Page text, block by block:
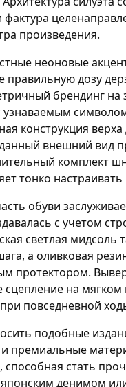
фактура
произведения.
неоновые
правильную дозу
брендинг на
узнаваемым
конструкция
внешний вид
комплект
тонко
обуви
с учетом
светлая мидсоль
а оливковая
протектором.
сцепление на
повседневной
подобные
и премиальные
способная стать
денимом